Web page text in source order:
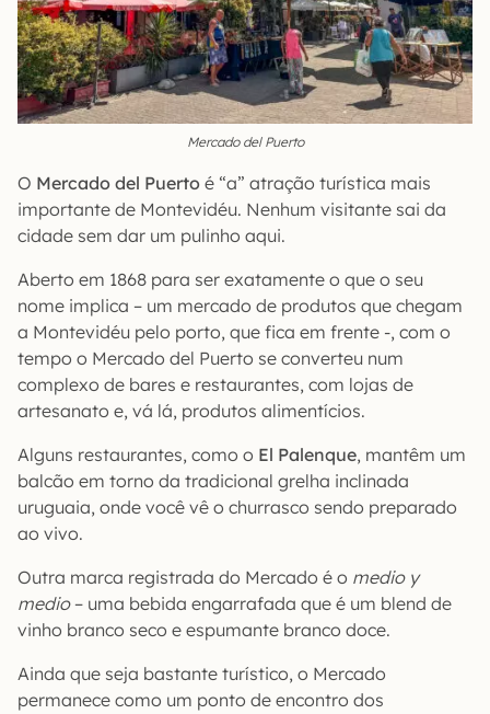
Mercado del Puerto
O Mercado del Puerto é “a” atração turística mais
importante de Montevidéu. Nenhum visitante sai da
cidade sem dar um pulinho aqui.
Aberto em 1868 para ser exatamente o que o seu
nome implica – um mercado de produtos que chegam
a Montevidéu pelo porto, que fica em frente -, com o
tempo o Mercado del Puerto se converteu num
complexo de bares e restaurantes, com lojas de
artesanato e, vá lá, produtos alimentícios.
Alguns restaurantes, como o El Palenque, mantêm um
balcão em torno da tradicional grelha inclinada
uruguaia, onde você vê o churrasco sendo preparado
ao vivo.
Outra marca registrada do Mercado é o medio y
medio– uma bebida engarrafada que é um blend de
vinho branco seco e espumante branco doce.
Ainda que seja bastante turístico, o Mercado
permanece como um ponto de encontro dos